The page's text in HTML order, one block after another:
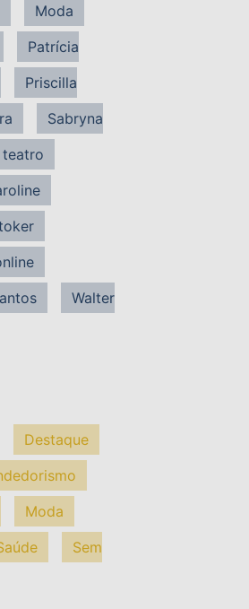
Moda
Patrícia
Priscilla
Sabryna
teatro
Walter
Destaque
Moda
Sem